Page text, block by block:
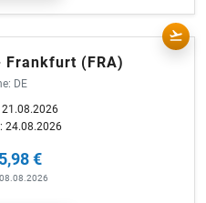
(FRA)
DE
24.08.2026
€